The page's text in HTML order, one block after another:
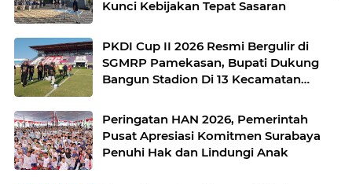
Kunci Kebijakan Tepat Sasaran
PKDI Cup II 2026 Resmi Bergulir di
SGMRP Pamekasan, Bupati Dukung
Bangun Stadion Di 13 Kecamatan
Peringatan HAN 2026, Pemerintah
Pusat Apresiasi Komitmen Surabaya
Penuhi Hak dan Lindungi Anak